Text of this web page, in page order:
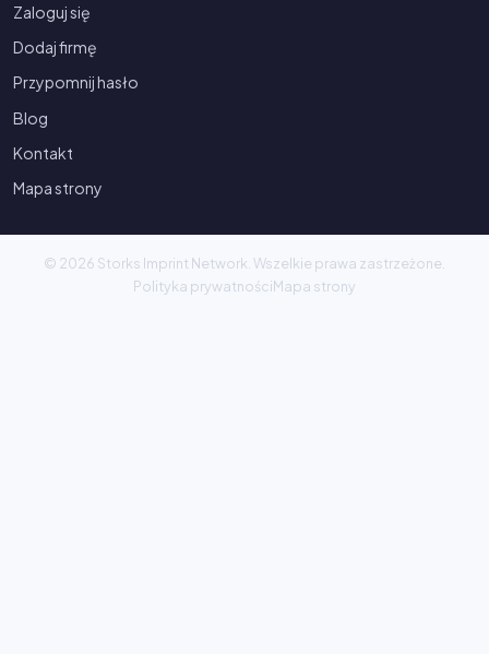
Zaloguj się
Dodaj firmę
Przypomnij hasło
Blog
Kontakt
Mapa strony
© 2026 Storks Imprint Network. Wszelkie prawa zastrzeżone.
Polityka prywatnościMapa strony